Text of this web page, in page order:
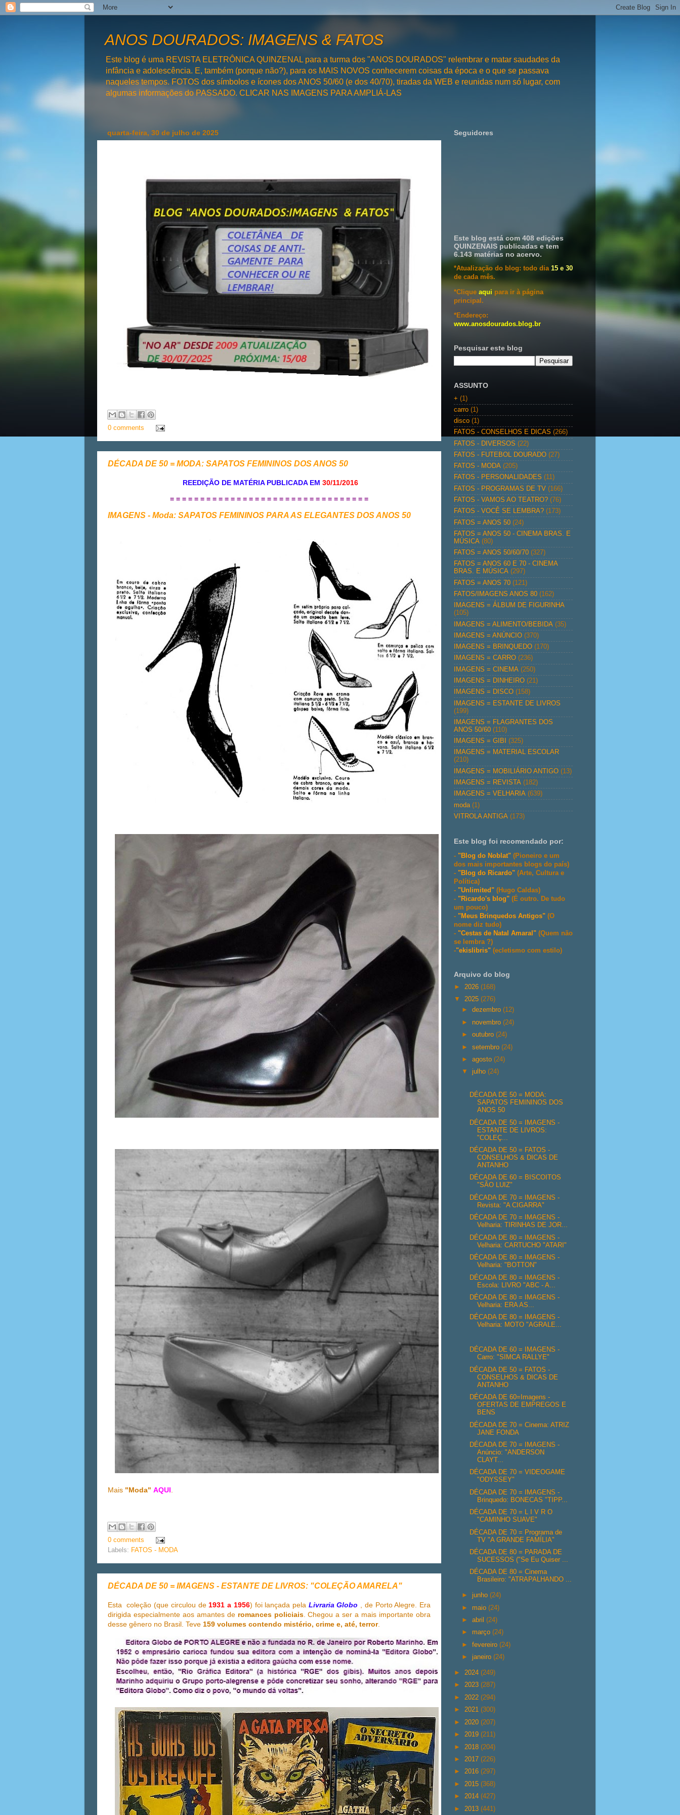
ANOS DOURADOS: IMAGENS & FATOS
Este blog é uma REVISTA ELETRÔNICA QUINZENAL para a turma dos "ANOS DOURADOS" relembrar e matar saudades da
infância e adolescência. E, também (porque não?), para os MAIS NOVOS conhecerem coisas da época e o que se passava
naqueles tempos. FOTOS dos símbolos e ícones dos ANOS 50/60 (e dos 40/70), tiradas da WEB e reunidas num só lugar, com
algumas informações do PASSADO. CLICAR NAS IMAGENS PARA AMPLIÁ-LAS
quarta-feira, 30 de julho de 2025
0 comments
DÉCADA DE 50 = MODA: SAPATOS FEMININOS DOS ANOS 50
REEDIÇÃO DE MATÉRIA PUBLICADA EM 30/11/2016
= = = = = = = = = = = = = = = = = = = = = = = = = = = = = = = = =
IMAGENS - Moda: SAPATOS FEMININOS PARA AS ELEGANTES DOS ANOS 50
Mais "Moda" AQUI
0 comments
Labels: FATOS - MODA
DÉCADA DE 50 = IMAGENS - ESTANTE DE LIVROS: "COLEÇÃO AMARELA"
Esta coleção (que circulou de 1931 a 1956) foi lançada pela Livraria Globo
, de Porto Alegre. Era
dirigida especialmente aos amantes de romances policiais. Chegou a ser a mais importante obra
desse gênero no Brasil. Teve 159 volumes contendo mistério, crime e, até, terror.
Seguidores
Este blog está com 408 edições
QUINZENAIS publicadas e tem
6.143 matérias no acervo.
*Atualização do blog: todo dia 15 e 30
de cada mês.
*Clique aqui para ir à página
principal.
*Endereço:
www.anosdourados.blog.br
Pesquisar este blog
ASSUNTO
+ (1)
carro (1)
disco (1)
FATOS - CONSELHOS E DICAS (266)
FATOS - DIVERSOS (22)
FATOS - FUTEBOL DOURADO (27)
FATOS - MODA (205)
FATOS - PERSONALIDADES (11)
FATOS - PROGRAMAS DE TV (166)
FATOS - VAMOS AO TEATRO? (76)
FATOS - VOCÊ SE LEMBRA? (173)
FATOS = ANOS 50 (24)
FATOS = ANOS 50 - CINEMA BRAS. E
MÚSICA (80)
FATOS = ANOS 50/60/70 (327)
FATOS = ANOS 60 E 70 - CINEMA
BRAS. E MÚSICA (297)
FATOS = ANOS 70 (121)
FATOS/IMAGENS ANOS 80 (162)
IMAGENS = ÁLBUM DE FIGURINHA
(105)
IMAGENS = ALIMENTO/BEBIDA (35)
IMAGENS = ANÚNCIO (370)
IMAGENS = BRINQUEDO (170)
IMAGENS = CARRO (236)
IMAGENS = CINEMA (250)
IMAGENS = DINHEIRO (21)
IMAGENS = DISCO (158)
IMAGENS = ESTANTE DE LIVROS
(199)
IMAGENS = FLAGRANTES DOS
ANOS 50/60 (110)
IMAGENS = GIBI
(325)
IMAGENS = MATERIAL ESCOLAR
(210)
IMAGENS = MOBILIÁRIO ANTIGO (13)
IMAGENS = REVISTA (182)
IMAGENS = VELHARIA (639)
moda (1)
VITROLA ANTIGA (173)
Este blog foi recomendado por:
- "Blog do Noblat" (Pioneiro e um
dos mais importantes blogs do país)
- "Blog do Ricardo" (Arte, Cultura e
Política)
- "Unlimited" (Hugo Caldas)
- "Ricardo's blog" (É outro. De tudo
um pouco)
- "Meus Brinquedos Antigos" (O
nome diz tudo)
- "Cestas de Natal Amaral" (Quem não
se lembra ?)
-"ekislibris" (ecletismo com estilo)
Arquivo do blog
► 2026 (168)
▼ 2025 (276)
►dezembro(12)
► novembro(24)
►outubro(24)
►setembro(24)
►agosto(24)
▼julho(24)
DÉCADA DE 50 = MODA:
SAPATOS FEMININOS DOS
ANOS 50
DÉCADA DE 50 = IMAGENS -
ESTANTE DE LIVROS:
"COLEÇ...
DÉCADA DE 50 = FATOS -
CONSELHOS & DICAS DE
ANTANHO
DÉCADA DE 60 = BISCOITOS
"SÃO LUIZ"
DÉCADA DE 70 = IMAGENS -
Revista: "A CIGARRA"
DÉCADA DE 70 = IMAGENS -
Velharia: TIRINHAS DE JOR...
DÉCADA DE 80 = IMAGENS -
Velharia: CARTUCHO "ATARI"
DÉCADA DE 80 = IMAGENS -
Velharia: "BOTTON"
DÉCADA DE 80 = IMAGENS -
Escola: LIVRO "ABC - A...
DÉCADA DE 80 = IMAGENS -
Velharia: ERA AS...
DÉCADA DE 80 = IMAGENS -
Velharia: MOTO "AGRALE...
DÉCADA DE 60 = IMAGENS -
Carro: "SIMCA RALLYE"
DÉCADA DE 50 = FATOS -
CONSELHOS & DICAS DE
ANTANHO
DÉCADA DE 60=Imagens -
OFERTAS DE EMPREGOS E
BENS
DÉCADA DE 70 = Cinema: ATRIZ
JANE FONDA
DÉCADA DE 70 = IMAGENS -
Anúncio: "ANDERSON
CLAYT...
DÉCADA DE 70 = VIDEOGAME
"ODYSSEY"
DÉCADA DE 70 = IMAGENS -
Brinquedo: BONECAS "TIPP...
DÉCADA DE 70 = L I V R O
"CAMINHO SUAVE"
DÉCADA DE 70 = Programa de
TV "A GRANDE FAMÍLIA"
DÉCADA DE 80 = PARADA DE
SUCESSOS ("Se Eu Quiser ...
DÉCADA DE 80 = Cinema
Brasileiro: "ATRAPALHANDO ...
►junho(24)
► maio(24)
►abril(24)
► março(24)
►fevereiro(24)
►janeiro(24)
► 2024 (249)
► 2023 (287)
► 2022 (294)
► 2021 (300)
► 2020 (207)
► 2019 (211)
► 2018 (204)
► 2017 (226)
► 2016 (297)
► 2015 (368)
► 2014 (427)
► 2013 (441)